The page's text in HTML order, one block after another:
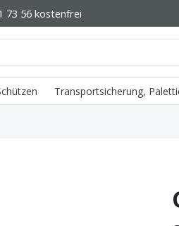
73 56 kostenfrei
Transportsicherung,